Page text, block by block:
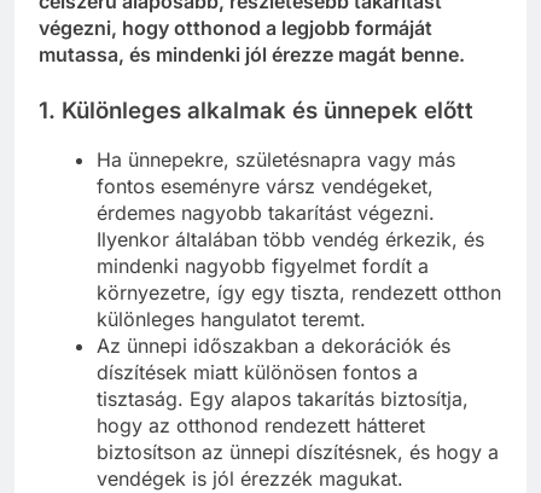
végezni, hogy otthonod a legjobb formáját
mutassa, és mindenki jól érezze magát benne.
1. Különleges alkalmak és ünnepek előtt
Ha ünnepekre, születésnapra vagy más
fontos eseményre vársz vendégeket,
érdemes nagyobb takarítást végezni.
Ilyenkor általában több vendég érkezik, és
mindenki nagyobb figyelmet fordít a
környezetre, így egy tiszta, rendezett otthon
különleges hangulatot teremt.
Az ünnepi időszakban a dekorációk és
díszítések miatt különösen fontos a
tisztaság. Egy alapos takarítás biztosítja,
hogy az otthonod rendezett hátteret
biztosítson az ünnepi díszítésnek, és hogy a
vendégek is jól érezzék magukat.